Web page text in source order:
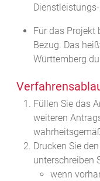
Für das Projekt
Bezug. Das
Württemberg
Füllen Sie das
weiteren
Drucken Sie
unterschreiben
wenn